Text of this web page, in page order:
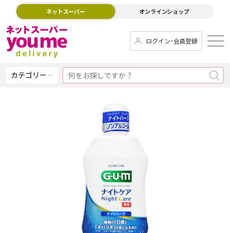
ネットスーパー オンラインショップ
ログイン･会員登録
カテゴリー